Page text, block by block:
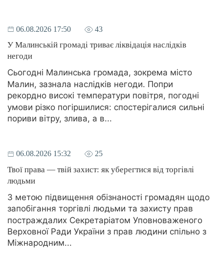
06.08.2026 17:50 43
У Малинській громаді триває ліквідація наслідків
негоди
Сьогодні Малинська громада, зокрема місто
Малин, зазнала наслідків негоди. Попри
рекордно високі температури повітря, погодні
умови різко погіршилися: спостерігалися сильні
пориви вітру, злива, а в...
06.08.2026 15:32 25
Твої права — твій захист: як уберегтися від торгівлі
людьми
З метою підвищення обізнаності громадян щодо
запобігання торгівлі людьми та захисту прав
постраждалих Секретаріатом Уповноваженого
Верховної Ради України з прав людини спільно з
Міжнародним...